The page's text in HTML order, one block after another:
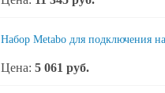
Набор Metabo для подключения
Цена: 5 061 руб.